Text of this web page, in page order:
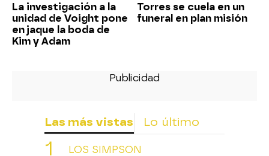
La investigación a la
unidad de Voight pone
en jaque la boda de
Kim y Adam
Torres se cuela en un
funeral en plan misión
Las más vistas Lo último
LOS SIMPSON